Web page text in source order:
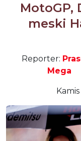
MotoGP,
meski
Reporter:
Mega